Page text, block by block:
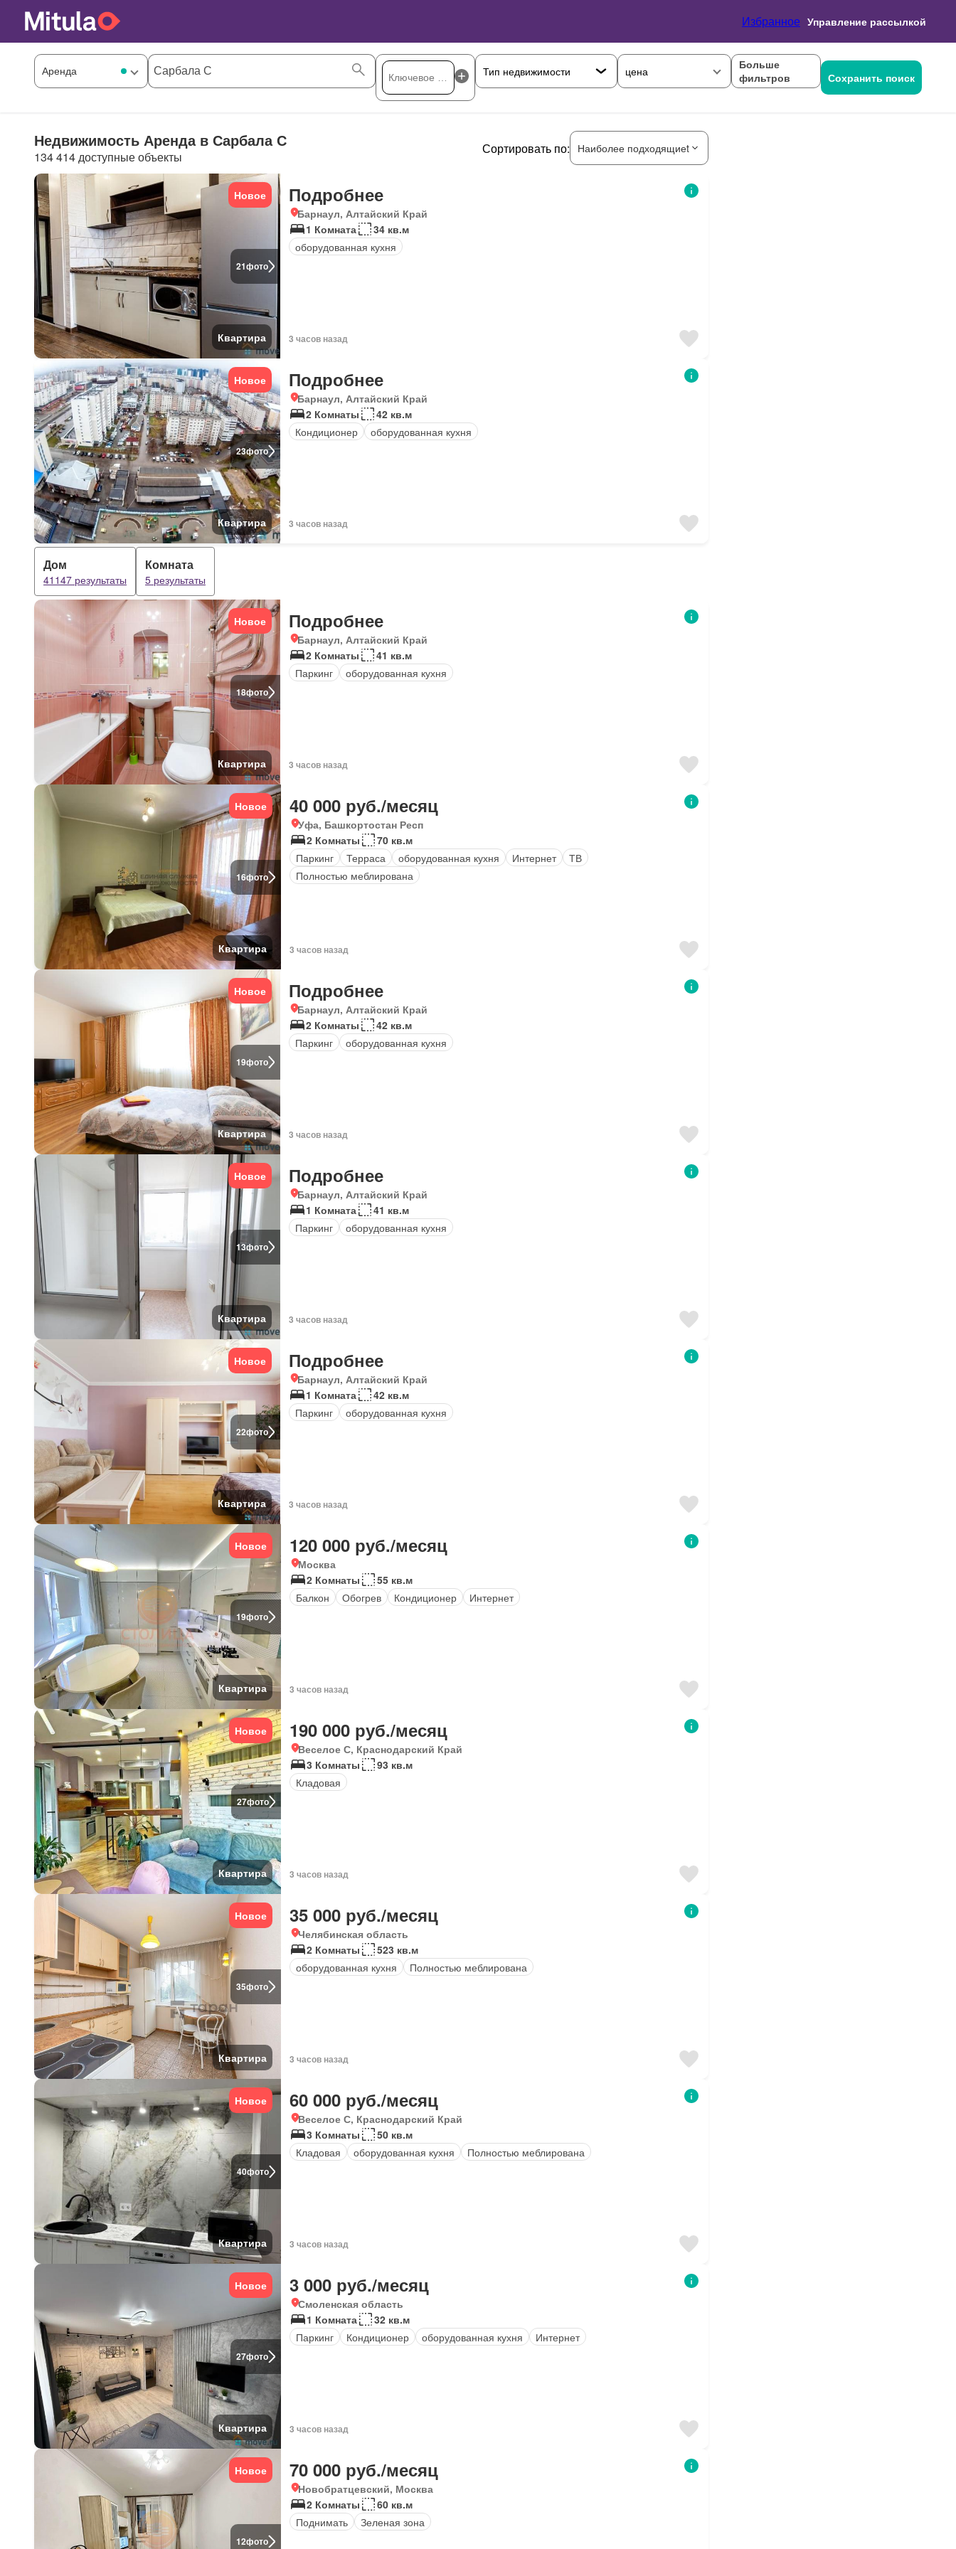
Избранное Управление рассылкой
цена
Больше
фильтров
Сохранить поиск
Недвижимость Аренда в Сарбала С
134 414 доступные объекты
Сортировать по: Наиболее подходящиеt
21фото
Новое
Квартира
Подробнее
Барнаул, Алтайский Край
1 Комната
34 кв.м
оборудованная кухня
3 часов назад
23фото
Новое
Квартира
Подробнее
Барнаул, Алтайский Край
2 Комнаты
42 кв.м
Кондиционер
оборудованная кухня
3 часов назад
Дом
41147 результаты
Комната
5 результаты
18фото
Новое
Квартира
Подробнее
Барнаул, Алтайский Край
2 Комнаты
41 кв.м
Паркинг
оборудованная кухня
3 часов назад
16фото
Новое
Квартира
40 000 руб./месяц
Уфа, Башкортостан Респ
2 Комнаты
70 кв.м
Паркинг
Терраса оборудованная кухня Интернет
ТВ
Полностью меблирована
3 часов назад
19фото
Новое
Квартира
Подробнее
Барнаул, Алтайский Край
2 Комнаты
42 кв.м
Паркинг
оборудованная кухня
3 часов назад
13фото
Новое
Квартира
Подробнее
Барнаул, Алтайский Край
1 Комната
41 кв.м
Паркинг
оборудованная кухня
3 часов назад
22фото
Новое
Квартира
Подробнее
Барнаул, Алтайский Край
1 Комната
42 кв.м
Паркинг
оборудованная кухня
3 часов назад
19фото
Новое
Квартира
120 000 руб./месяц
Москва
2 Комнаты
55 кв.м
Балкон
Обогрев Кондиционер Интернет
3 часов назад
27фото
Новое
Квартира
190 000 руб./месяц
Веселое С, Краснодарский Край
3 Комнаты
93 кв.м
Кладовая
3 часов назад
35фото
Новое
Квартира
35 000 руб./месяц
Челябинская область
2 Комнаты
523 кв.м
оборудованная кухня
Полностью меблирована
3 часов назад
40фото
Новое
Квартира
60 000 руб./месяц
Веселое С, Краснодарский Край
3 Комнаты
50 кв.м
Кладовая
оборудованная кухня Полностью меблирована
3 часов назад
27фото
Новое
Квартира
3 000 руб./месяц
Смоленская область
1 Комната
32 кв.м
Паркинг
Кондиционер оборудованная кухня Интернет
3 часов назад
12фото
Новое 70 000 руб./месяц
Новобратцевский, Москва
2 Комнаты
60 кв.м
Поднимать
Зеленая зона